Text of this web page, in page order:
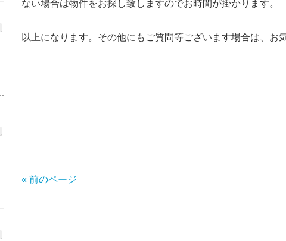
ない場合は物件をお探し致しますのでお時間が掛かります。
以上になります。その他にもご質問等ございます場合は、お
« 前のページ